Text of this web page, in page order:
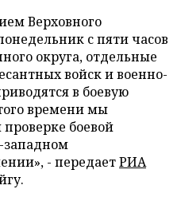
Верховного
с пяти часов
округа, отдельные
войск и военно-
в боевую
времени мы
боевой
западном
- передаетРИА